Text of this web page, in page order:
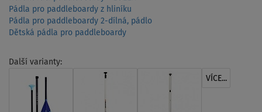
Pádla pro paddleboardy z hliníku
Pádla pro paddleboardy 2-dílná, pádlo
Dětská pádla pro paddleboardy
Další varianty:
VÍCE...